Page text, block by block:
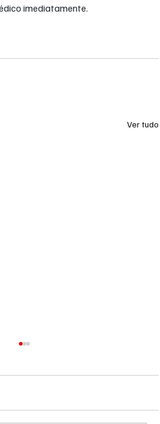
imediatamente.
Ver tudo